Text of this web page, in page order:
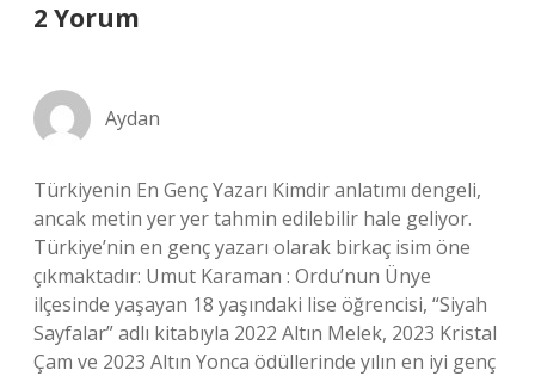
2 Yorum
Aydan
Türkiyenin En Genç Yazarı Kimdir anlatımı dengeli,
ancak metin yer yer tahmin edilebilir hale geliyor.
Türkiye’nin en genç yazarı olarak birkaç isim öne
çıkmaktadır: Umut Karaman : Ordu’nun Ünye
ilçesinde yaşayan 18 yaşındaki lise öğrencisi, “Siyah
Sayfalar” adlı kitabıyla 2022 Altın Melek, 2023 Kristal
Çam ve 2023 Altın Yonca ödüllerinde yılın en iyi genç